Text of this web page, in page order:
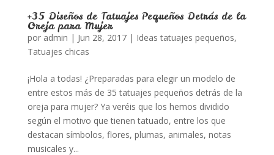
+35 Diseños de Tatuajes Pequeños Detrás de la
Oreja para Mujer
por admin | Jun 28, 2017| Ideas tatuajes pequeños,
Tatuajes chicas
¡Hola a todas! ¿Preparadas para elegir un modelo de
entre estos más de 35 tatuajes pequeños detrás de la
oreja para mujer? Ya veréis que los hemos dividido
según el motivo que tienen tatuado, entre los que
destacan símbolos, flores, plumas, animales, notas
musicales y...